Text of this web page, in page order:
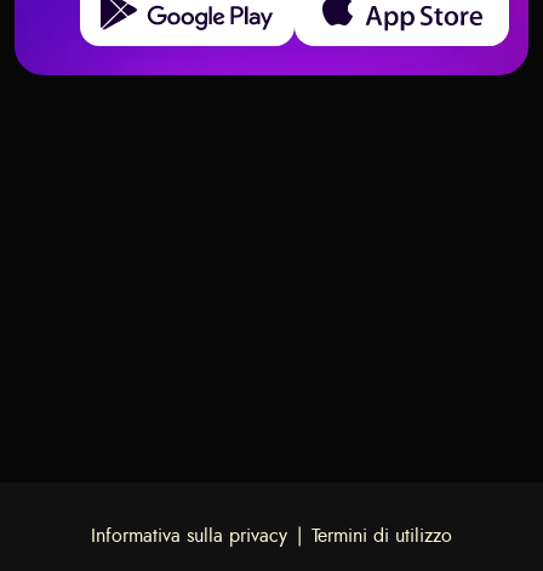
Informativa sulla privacy Termini di utilizzo